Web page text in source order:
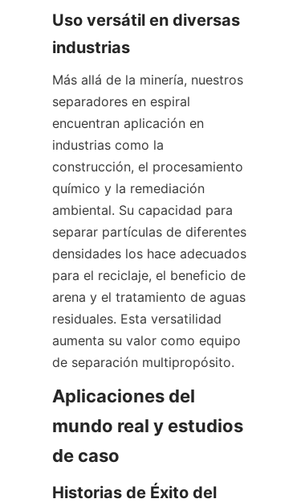
Uso versátil en diversas
industrias
Más allá de la minería, nuestros
separadores en espiral
encuentran aplicación en
industrias como la
construcción, el procesamiento
químico y la remediación
ambiental. Su capacidad para
separar partículas de diferentes
densidades los hace adecuados
para el reciclaje, el beneficio de
arena y el tratamiento de aguas
residuales. Esta versatilidad
aumenta su valor como equipo
de separación multipropósito.
Aplicaciones del
mundo real y estudios
de caso
Historias de Éxito del